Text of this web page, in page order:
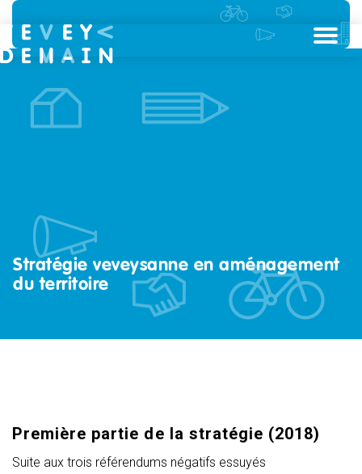
Stratégie veveysanne en aménagement
du territoire
Première partie de la stratégie (2018)
Suite aux trois référendums négatifs essuyés